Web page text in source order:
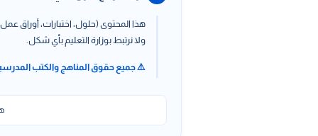
هذا المحتوى (حلول، اختبارات، أوراق
ولا نرتبط بوزارة التعليم بأي شكل.
⚠️ جميع حقوق المناهج والكتب